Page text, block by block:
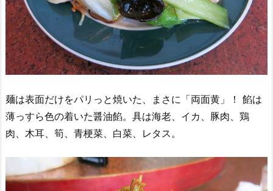
麺は表面だけをパリっと焼いた、まさに「両面黄」！ 餡は
薄っすら色の着いた醤油餡。具は海老、イカ、豚肉、鶏
肉、木耳、筍、青梗菜、白菜、レタス。